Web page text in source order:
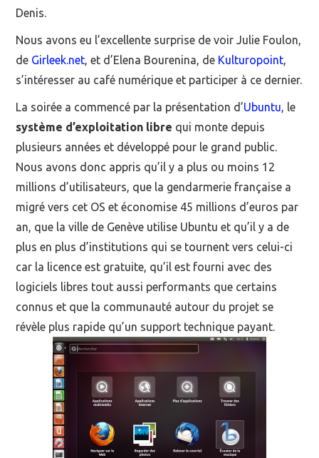
Denis.
Nous avons eu l’excellente surprise de voir Julie Foulon,
de Girleek.net, et d’Elena Bourenina, de Kulturopoint,
s’intéresser au café numérique et participer à ce dernier.
La soirée a commencé par la présentation d’Ubuntu, le
système d’exploitation libre qui monte depuis
plusieurs années et développé pour le grand public.
Nous avons donc appris qu’il y a plus ou moins 12
millions d’utilisateurs, que la gendarmerie française a
migré vers cet OS et économise 45 millions d’euros par
an, que la ville de Genève utilise Ubuntu et qu’il y a de
plus en plus d’institutions qui se tournent vers celui-ci
car la licence est gratuite, qu’il est fourni avec des
logiciels libres tout aussi performants que certains
connus et que la communauté autour du projet se
révèle plus rapide qu’un support technique payant.